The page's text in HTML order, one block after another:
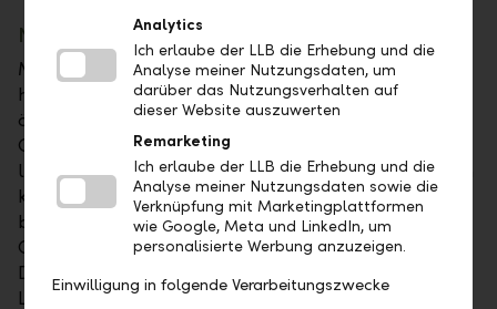
Novum
Mit Natalie Flatz nimmt erstmals eine Frau die
höchste Position im Aufsichtsrat der führenden
österreichischen Vermögensverwaltungsbank ein.
Group CEO Gabriel Brenna: "Als Österreicherin mit
langjähriger Bankenerfahrung in Führungspositionen
kennt Natalie Flatz die spezifischen Anfordernisse
bestens. Ihre beindruckende Karriere bei der LLB-
Gruppe unterstreicht dies und zeigt auf, dass
Diversität und eine offene Kultur tief in der DNA der
LLB verankert sind. Wir sind sehr stolz, mit Natalie
Analytics
Ich erlaube der LLB die Erhebung und die
Analyse meiner Nutzungsdaten, um
darüber das Nutzungsverhalten auf
dieser Website auszuwerten
Remarketing
Ich erlaube der LLB die Erhebung und die
Analyse meiner Nutzungsdaten sowie die
Verknüpfung mit Marketingplattformen
wie Google, Meta und LinkedIn, um
personalisierte Werbung anzuzeigen.
Einwilligung in folgende Verarbeitungszwecke